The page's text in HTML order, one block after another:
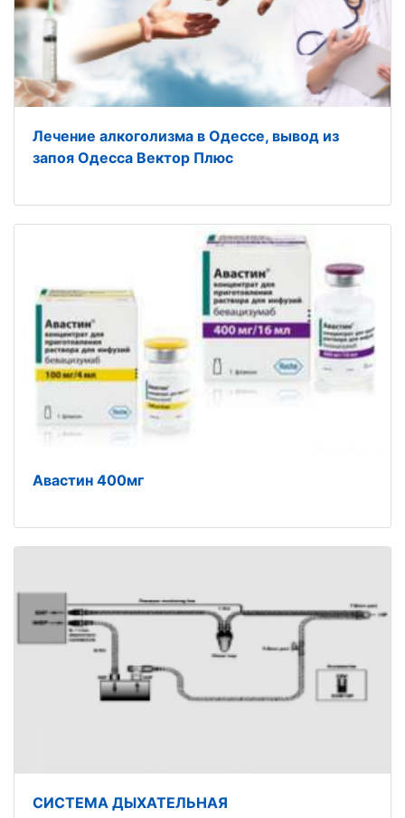
Лечение алкоголизма в Одессе, вывод из
запоя Одесса Вектор Плюс
Авастин 400мг
СИСТЕМА ДЫХАТЕЛЬНАЯ